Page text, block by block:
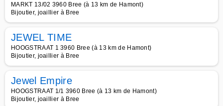
MARKT 13/02 3960 Bree (à 13 km de Hamont)
Bijoutier, joaillier à Bree
JEWEL TIME
HOOGSTRAAT 1 3960 Bree (à 13 km de Hamont)
Bijoutier, joaillier à Bree
Jewel Empire
HOOGSTRAAT 1/1 3960 Bree (à 13 km de Hamont)
Bijoutier, joaillier à Bree